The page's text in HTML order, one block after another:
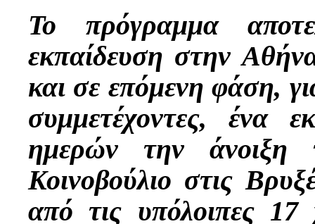
Το πρόγραμμα
εκπαίδευση στην
και σε επόμενη φάση,
συμμετέχοντες, ένα
ημερών την άνοιξη
Κοινοβούλιο στις
από τις υπόλοιπες 17